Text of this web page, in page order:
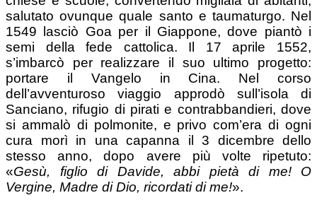
salutato ovunque quale santo e taumaturgo. Nel
1549 lasciò Goa per il Giappone, dove piantò i
semi della fede cattolica. Il 17 aprile 1552,
s’imbarcò per realizzare il suo ultimo progetto:
portare il Vangelo in Cina. Nel corso
dell’avventuroso viaggio approdò sull’isola di
Sanciano, rifugio di pirati e contrabbandieri, dove
si ammalò di polmonite, e privo com’era di ogni
cura morì in una capanna il 3 dicembre dello
stesso anno, dopo avere più volte ripetuto:
«Gesù, figlio di Davide, abbi pietà di me! O
Vergine, Madre di Dio, ricordati di me!».